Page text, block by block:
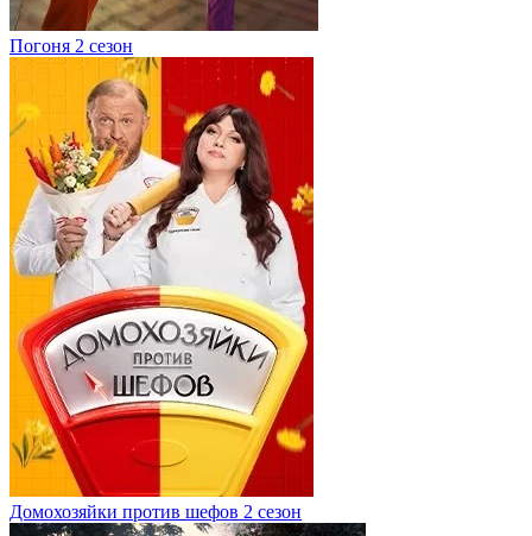
Погоня 2 сезон
Домохозяйки против шефов 2 сезон